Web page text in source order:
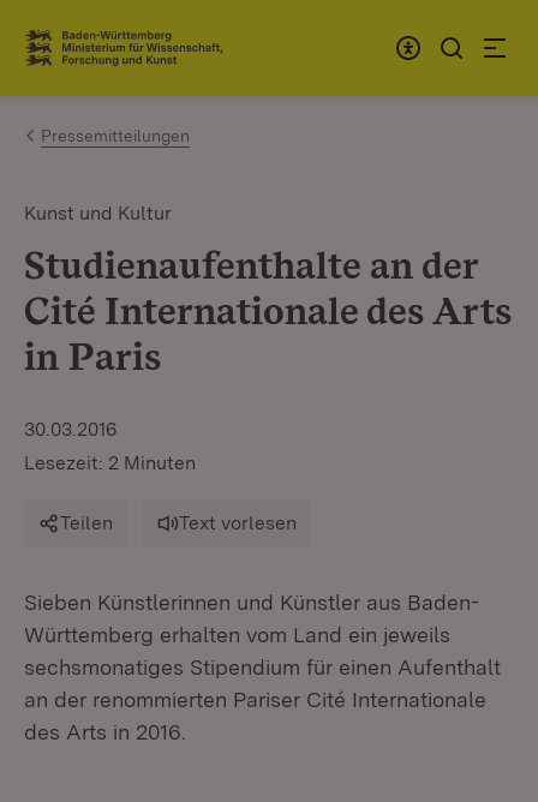
Zum Inhalt springen
Link zur Startseite
Pressemitteilungen
Kunst und Kultur
Studienaufenthalte an der
Cité Internationale des Arts
in Paris
30.03.2016
Lesezeit: 2 Minuten
Teilen Text vorlesen
Sieben Künstlerinnen und Künstler aus Baden-
Württemberg erhalten vom Land ein jeweils
sechsmonatiges Stipendium für einen Aufenthalt
an der renommierten Pariser Cité Internationale
des Arts in 2016.